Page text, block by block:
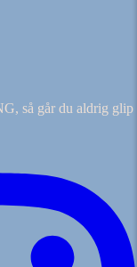
så går du aldrig glip